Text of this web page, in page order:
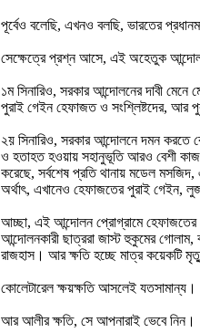
পূর্বেও বলেছি, এখনও বলছি, ভারতের
সেক্ষেত্রে প্রশ্ন আসে, এই অহেতুক
১ম সিনারিও, সরকার আন্দোলনের দাবী
পুরাই গেইন হেফাজত ও সংশ্লিষ্টদের, আর
২য় সিনারিও, সরকার আন্দোলনে দমন করতে
ও হতাহত হওয়ায় সহানুভূতি আরও বেশী কাজ
করেছে, সর্বশেষ প্রতি থানায় মডেল
অর্থাৎ, এখানেও হেফাজতের পুরাই গেইন,
আচ্ছা, এই আন্দোলন প্রোগ্রামে
আন্দোলনকারী ছাত্ররা জাস্ট হুকুমের
রাজহাস। আর ক্ষতি হচ্ছে মাত্র কয়েকটি
কোলেটারেল ক্ষয়ক্ষতি আসলেই যতসামান্য।
আর আলীর ক্ষতি, সে আপনারাই ভেবে নিন।